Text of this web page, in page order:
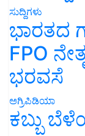
ಸುದ್ದಿಗಳು
ಭಾರತದ
FPO
ಭರವಸೆ
ಅಗ್ರಿಪಿಡಿಯಾ
ಕಬ್ಬು